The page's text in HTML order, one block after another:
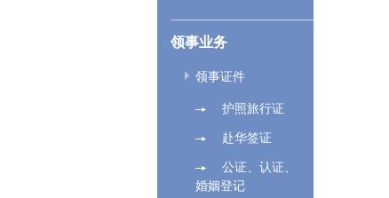
领事业务
领事证件
护照旅行证
赴华签证
公证、认证、
婚姻登记